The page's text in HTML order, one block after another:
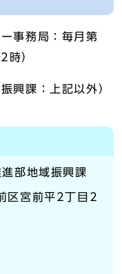
事務局：毎月第
時）
課：上記以外）
部地域振興課
宮前平2丁目2